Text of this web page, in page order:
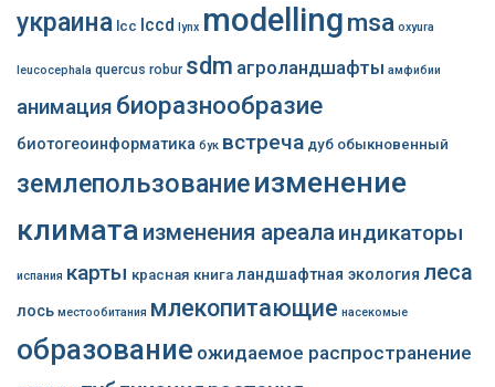
украина lcc lccd lynx modellingmsa oxyura
leucocephala quercus robur sdm агроландшафты амфибии
анимация биоразнообразие
биотогеоинформатика бук встреча дуб обыкновенный
землепользованиеизменение
климата изменения ареалаиндикаторы
испания карты красная книга ландшафтная экология леса
лось местообитания млекопитающие насекомые
образование ожидаемое распространение